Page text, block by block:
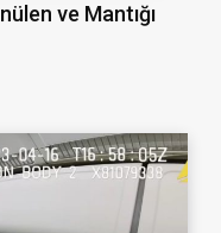
ve Mantığı